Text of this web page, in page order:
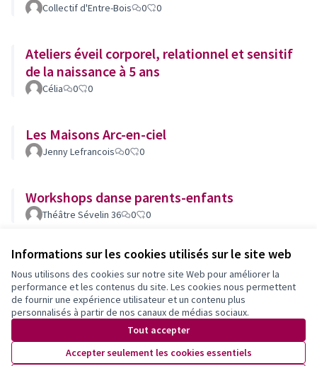
Informations sur les cookies utilisés sur le site web
Nous utilisons des cookies sur notre site Web pour améliorer la
performance et les contenus du site. Les cookies nous permettent
de fournir une expérience utilisateur et un contenu plus
personnalisés à partir de nos canaux de médias sociaux.
Tout accepter
Accepter seulement les cookies essentiels
Collectif d'Entre-Bois 0 0
Ateliers éveil corporel, relationnel et sensitif
de la naissance à 5 ans
Célia 0 0
Les Maisons Arc-en-ciel
Jenny Lefrancois 0 0
Workshops danse parents-enfants
Théâtre Sévelin 36 0 0
Ela Joga 2025
Marlen 0 0
Ô Vallon : inclusion, bien-être et lien social
des familles du Vallon
Favre 0 0 Retenue